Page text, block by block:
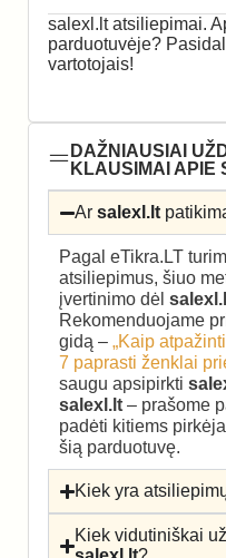
salexl.lt atsiliepimai.
parduotuvėje?
vartotojais!
DAŽNIAUSIAI
KLAUSIMAI APIE
Arsalexl.lt
Pagal eTikra.LT
atsiliepimus, šiuo
įvertinimo dėl
Rekomenduojame
gidą – „Kaip
7 paprasti ženklai
saugu apsipirkti
salexl.lt – prašome
padėti kitiems
šią parduotuvę.
Kiek yra
Kiek vidutiniškai